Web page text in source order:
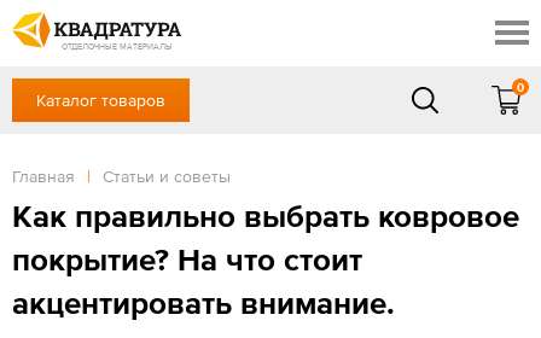
ОТДЕЛОЧНЫЕ МАТЕРИАЛЫ
Профи
Контакты
Доставка и оплата
Выставочный зал
Готовые решения
Отзывы
+7 (383) 209-98-97
Сб, Вс — выходной
ЗАКАЗАТЬ ЗВОНОК
Вход / Регистрация
Каталог товаров
0
Главная | Статьи и советы
Как правильно выбрать ковровое
покрытие? На что стоит
акцентировать внимание.